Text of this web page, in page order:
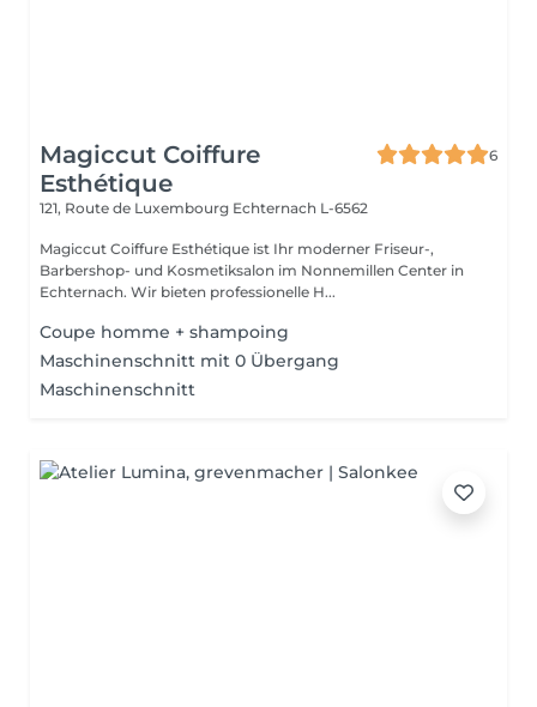
Magiccut Coiffure
Esthétique
6
121, Route de Luxembourg Echternach L-6562
Magiccut Coiffure Esthétique ist Ihr moderner Friseur-,
Barbershop- und Kosmetiksalon im Nonnemillen Center in
Echternach. Wir bieten professionelle H...
Coupe homme + shampoing
Maschinenschnitt mit 0 Übergang
Maschinenschnitt